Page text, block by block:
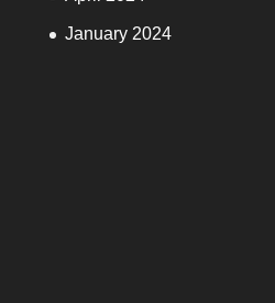
January 2024